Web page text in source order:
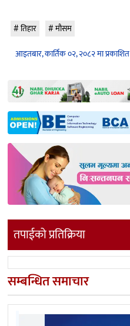
तिहार
मौसम
आइतबार, कार्तिक ०२, २०८२ मा प्रकाशित
तपाईको प्रतिक्रिया
सम्बन्धित समाचार